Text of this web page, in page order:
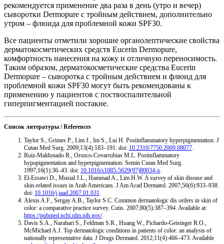
рекомендуется применение два раза в день (утро и вечер)
сыворотки Dermopure с тройным действием, дополнительно
утром – флюида для проблемной кожи SPF30.
Все пациенты отметили хорошие органолептические свойства
дерматокосметических средств Eucerin Dermopure,
комфортность нанесения на кожу и отличную переносимость.
Таким образом, дерматокосметические средства Eucerin
Dermopure – сыворотка с тройным действием и флюид для
проблемной кожи SPF30 могут быть рекомендованы к
применению у пациентов с поствоспалительной
гиперпигментацией постакне.
Список литературы / References
Taylor S., Grimes P., Lim J., Im S., Lui H. Postinflammatory hyperpigmentation. J
Cutan Med Surg. 2009;13(4):183–191. doi: 10.2310/7750.2009.08077.
Ruiz-Maldonado R., Orozco-Covarrubias M.L. Postinflammatory
hypopigmentation and hyperpigmentation. Semin Cutan Med Surg.
1997;16(1):36–43. doi: 10.1016/s1085-5629(97)80034-x.
El-Essawi D., Musial J.L., Hammad A., Lim H.W. A survey of skin disease and
skin-related issues in Arab Americans. J Am Acad Dermatol. 2007;56(6):933–938.
doi: 10.1016/j.jaad.2007.01.031.
Alexis A.F., Sergay A.B., Taylor S.C. Common dermatologic dis orders in skin of
color: a comparative practice survey. Cutis. 2007;80(5):387–394. Available at:
https://pubmed.ncbi.nlm.nih.gov/.
Davis S.A., Narahari S., Feldman S.R., Huang W., Pichardo-Geisinger R.O.,
McMichael A.J. Top dermatologic conditions in patients of color: an analysis of
nationally representative data. J Drugs Dermatol. 2012;11(4):466–473. Available